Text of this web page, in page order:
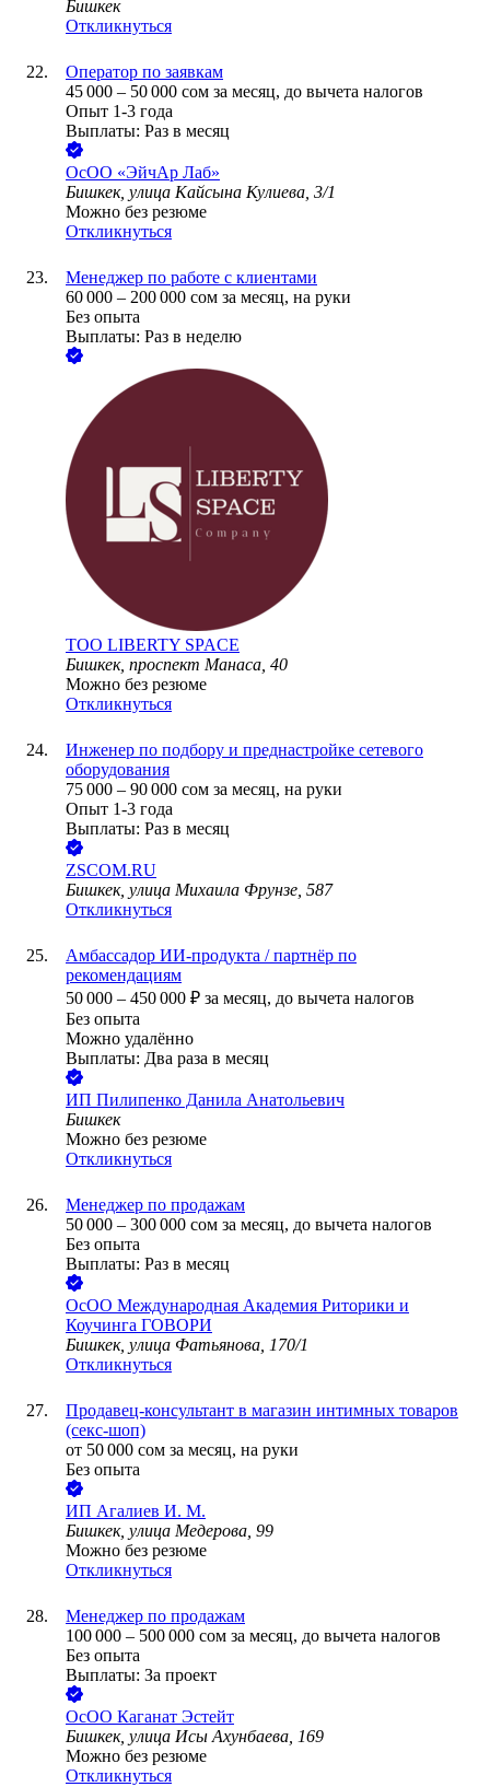
Бишкек
Откликнуться
Оператор по заявкам
45 000 – 50 000 сом за месяц, до вычета налогов
Опыт 1-3 года
Выплаты: Раз в месяц
ОсОО «ЭйчАр Лаб»
Бишкек, улица Кайсына Кулиева, 3/1
Можно без резюме
Откликнуться
Менеджер по работе с клиентами
60 000 – 200 000 сом за месяц, на руки
Без опыта
Выплаты: Раз в неделю
ТОО LIBERTY SPACE
Бишкек, проспект Манаса, 40
Можно без резюме
Откликнуться
Инженер по подбору и преднастройке сетевого
оборудования
75 000 – 90 000 сом за месяц, на руки
Опыт 1-3 года
Выплаты: Раз в месяц
ZSCOM.RU
Бишкек, улица Михаила Фрунзе, 587
Откликнуться
Амбассадор ИИ-продукта / партнёр по
рекомендациям
50 000 – 450 000 ₽ за месяц, до вычета налогов
Без опыта
Можно удалённо
Выплаты: Два раза в месяц
ИП Пилипенко Данила Анатольевич
Бишкек
Можно без резюме
Откликнуться
Менеджер по продажам
50 000 – 300 000 сом за месяц, до вычета налогов
Без опыта
Выплаты: Раз в месяц
ОсОО Международная Академия Риторики и
Коучинга ГОВОРИ
Бишкек, улица Фатьянова, 170/1
Откликнуться
Продавец-консультант в магазин интимных товаров
(секс-шоп)
от 50 000 сом за месяц, на руки
Без опыта
ИП Агалиев И. М.
Бишкек, улица Медерова, 99
Можно без резюме
Откликнуться
Менеджер по продажам
100 000 – 500 000 сом за месяц, до вычета налогов
Без опыта
Выплаты: За проект
ОсОО Каганат Эстейт
Бишкек, улица Исы Ахунбаева, 169
Можно без резюме
Откликнуться